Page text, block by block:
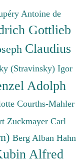
Antoine de
Gottlieb
Claudius
(Stravinsky) Igor
Adolph
Courths-Mahler
Zuckmayer Carl
Berg Alban Hahn
Alfred